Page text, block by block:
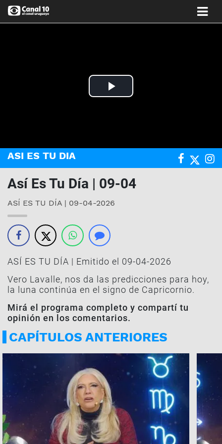
Play
ASI ES TU DIA
Así Es Tu Día | 09-04
ASÍ ES TU DÍA | 09-04-2026
ASÍ ES TU DÍA | Emitido el 09-04-2026
Vero Lavalle, nos da las predicciones para hoy,
la luna continúa en el signo de Capricornio.
Mirá el programa completo y compartí tu
opinión en los comentarios.
CAPÍTULOS ANTERIORES